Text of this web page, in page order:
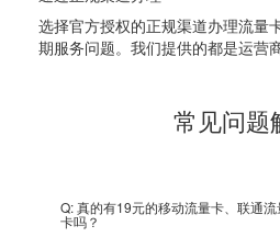
选择官方授权的正规渠道办理流量
期服务问题。我们提供的都是运营
常见问题
Q: 真的有19元的移动流量卡、联通
卡吗？